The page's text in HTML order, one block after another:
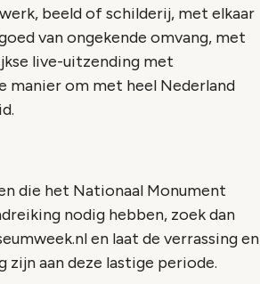
beeld of schilderij, met elkaar
van ongekende omvang, met
live-uitzending met
manier om met heel Nederland
die het Nationaal Monument
nodig hebben, zoek dan
en laat de verrassing en
aan deze lastige periode.